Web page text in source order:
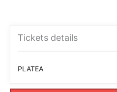
Tickets details
PLATEA